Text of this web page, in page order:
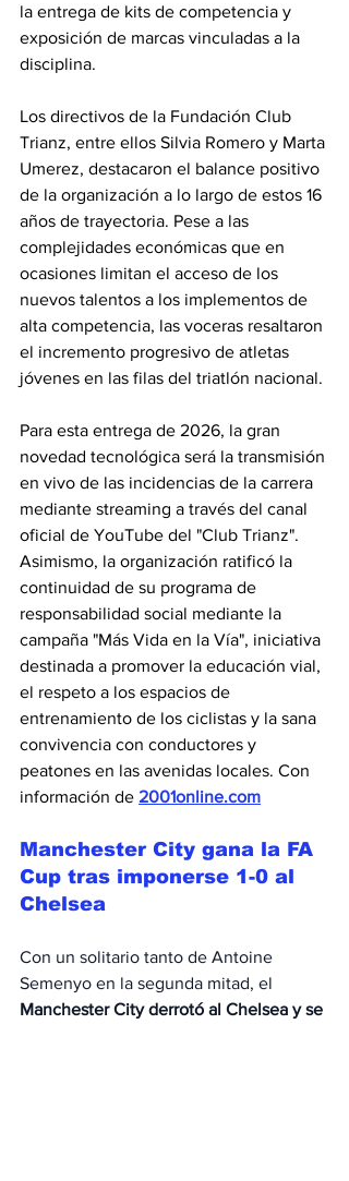
la entrega de kits de competencia y
exposición de marcas vinculadas a la
disciplina.
Los directivos de la Fundación Club
Trianz, entre ellos Silvia Romero y Marta
Umerez, destacaron el balance positivo
de la organización a lo largo de estos 16
años de trayectoria. Pese a las
complejidades económicas que en
ocasiones limitan el acceso de los
nuevos talentos a los implementos de
alta competencia, las voceras resaltaron
el incremento progresivo de atletas
jóvenes en las filas del triatlón nacional.
Para esta entrega de 2026, la gran
novedad tecnológica será la transmisión
en vivo de las incidencias de la carrera
mediante streaming a través del canal
oficial de YouTube del "Club Trianz".
Asimismo, la organización ratificó la
continuidad de su programa de
responsabilidad social mediante la
campaña "Más Vida en la Vía", iniciativa
destinada a promover la educación vial,
el respeto a los espacios de
entrenamiento de los ciclistas y la sana
convivencia con conductores y
peatones en las avenidas locales. Con
información de 2001online.com
Manchester City gana la FA
Cup tras imponerse 1-0 al
Chelsea
Con un solitario tanto de Antoine
Semenyo en la segunda mitad, el
Manchester City derrotó al Chelsea y se